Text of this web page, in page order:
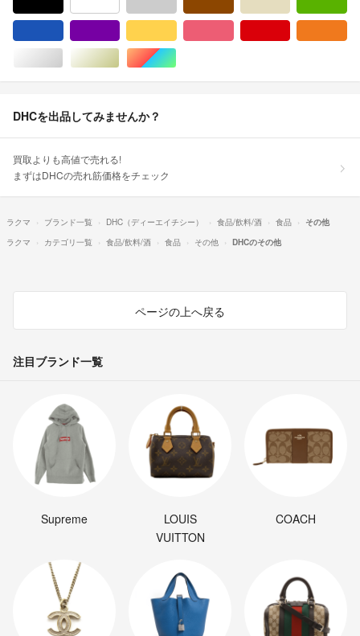
シルバー/銀色系ゴールド/金色系マルチカラー
DHCを出品してみませんか？
買取よりも高値で売れる!
まずはDHCの売れ筋価格をチェック
ラクマ ブランド一覧 DHC（ディーエイチシー） 食品/飲料/酒 食品
その他
ラクマ
カテゴリ一覧 食品/飲料/酒 食品 その他 DHCのその他
ページの上へ戻る
注目ブランド一覧
Supreme
LOUIS
VUITTON
COACH